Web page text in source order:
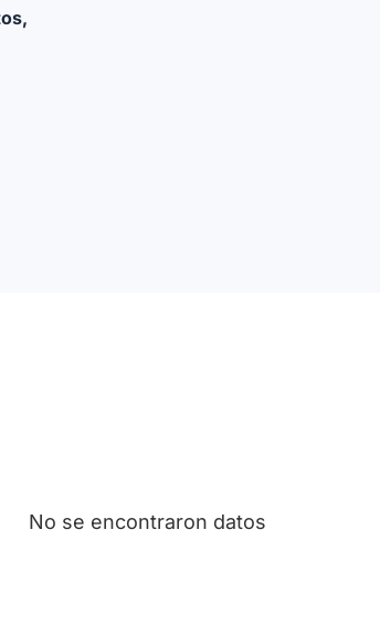
No se encontraron datos